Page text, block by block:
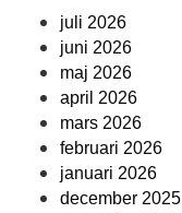
juli 2026
juni 2026
maj 2026
april 2026
mars 2026
februari 2026
januari 2026
december 2025